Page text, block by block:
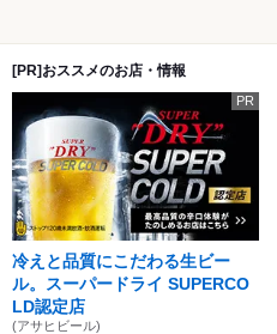
[PR]おススメのお店・情報
PR
冷えと品質にこだわる生ビー
ル。スーパードライ SUPERCO
LD認定店
(アサヒビール)